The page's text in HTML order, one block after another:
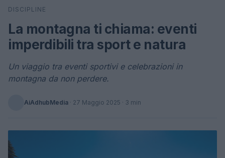
Cerca
DISCIPLINE
La montagna ti chiama: eventi
imperdibili tra sport e natura
Un viaggio tra eventi sportivi e celebrazioni in
montagna da non perdere.
AiAdhubMedia · 27 Maggio 2025 · 3 min